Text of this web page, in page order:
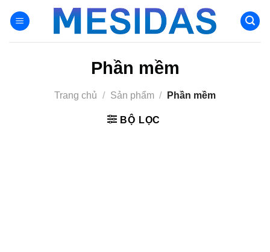
đến
Phần mềm
Trang chủ / Sản phẩm / Phần mềm
BỘ LỌC